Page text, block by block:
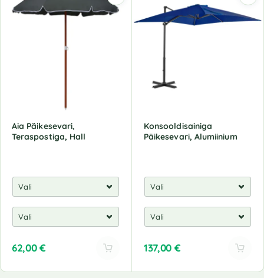
Aia Päikesevari,
Teraspostiga, Hall
62,00€
Konsooldisainiga
Päikesevari, Alumiinium
137,00 €